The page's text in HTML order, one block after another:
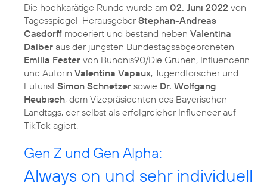
Die hochkarätige Runde wurde am 02. Juni 2022 von
Tagesspiegel-HerausgeberStephan-Andreas
Casdorff moderiert und bestand neben Valentina
Daiber aus der jüngsten Bundestagsabgeordneten
Emilia Fester von Bündnis90/Die Grünen, Influencerin
und Autorin Valentina Vapaux, Jugendforscher und
Futurist Simon Schnetzer sowie Dr. Wolfgang
Heubisch, dem Vizepräsidenten des Bayerischen
Landtags, der selbst als erfolgreicher Influencer auf
TikTok agiert.
Gen Z und Gen Alpha:
Always on und sehr individuell